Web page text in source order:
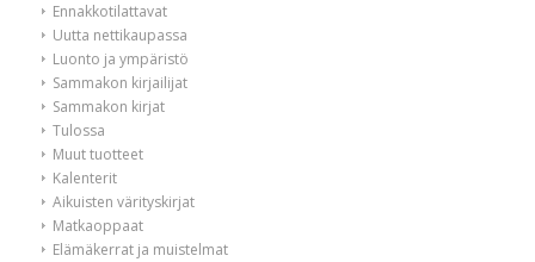
Ennakkotilattavat
Uutta nettikaupassa
Luonto ja ympäristö
Sammakon kirjailijat
Sammakon kirjat
Tulossa
Muut tuotteet
Kalenterit
Aikuisten värityskirjat
Matkaoppaat
Elämäkerrat ja muistelmat